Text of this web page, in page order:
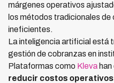
márgenes operativos
los métodos tradicionales
ineficientes.
La inteligencia artificial está
gestión de cobranzas en
Plataformas como Kleva
reducir costos operativos